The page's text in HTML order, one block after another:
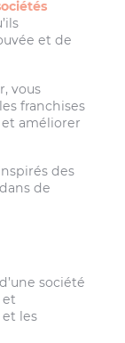
et de
vous
franchises
améliorer
des
de
société
et
les